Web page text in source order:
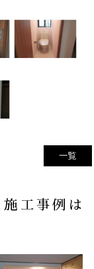
一覧
工事例は